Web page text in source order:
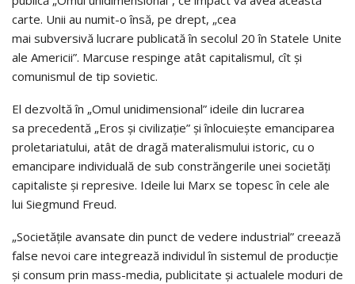
carte. Unii au numit-o însă, pe drept, „cea
mai subversivă lucrare publicată în secolul 20 în Statele Unite
ale Americii”. Marcuse respinge atât capitalismul, cît și
comunismul de tip sovietic.
El dezvoltă în „Omul unidimensional” ideile din lucrarea
sa precedentă „Eros și civilizație” și înlocuiește emanciparea
proletariatului, atât de dragă materalismului istoric, cu o
emancipare individuală de sub constrăngerile unei societăți
capitaliste și represive. Ideile lui Marx se topesc în cele ale
lui Siegmund Freud.
„Societățile avansate din punct de vedere industrial” creează
false nevoi care integrează individul în sistemul de producție
și consum prin mass-media, publicitate și actualele moduri de